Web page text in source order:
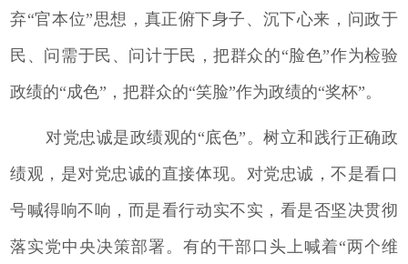
弃“官本位”思想，真正俯下身子、沉下心来，问政于
民、问需于民、问计于民，把群众的“脸色”作为检验
政绩的“成色”，把群众的“笑脸”作为政绩的“奖杯”。
对党忠诚是政绩观的“底色”。树立和践行正确政
绩观，是对党忠诚的直接体现。对党忠诚，不是看口
号喊得响不响，而是看行动实不实，看是否坚决贯彻
落实党中央决策部署。有的干部口头上喊着“两个维